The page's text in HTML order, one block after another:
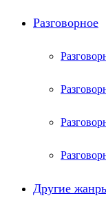
Разговорное
Другие